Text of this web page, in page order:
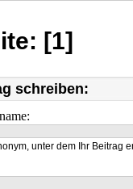
[1]
schreiben:
unter dem Ihr Beitrag